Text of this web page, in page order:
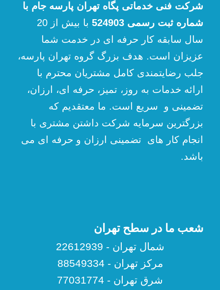
شرکت فنی خدماتی پگاه تهران پارسه جام با
شماره ثبت رسمی 524903
با بیش از 20
سال سابقه کار حرفه ای در خدمت شما
عزیزان است. هدف بزرگ گروه تهران پارسه،
جلب رضایتمندی کامل مشتریان محترم با
ارائه خدمات به روز، تمیز، حرفه ای، ارزان،
تضمینی و سریع است. ما معتقدیم که
بزرگترین سرمایه شرکت داشتن مشتری با
انجام کار های تضمینی ارزان و حرفه ای می
باشد.
شعب ما در سطح تهران
شمال تهران - 22612939
مرکز تهران - 88549334
شرق تهران - 77031774